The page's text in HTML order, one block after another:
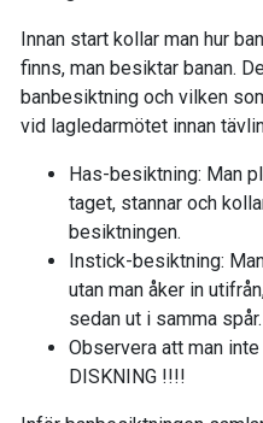
Innan start kollar man hur
finns, man besiktar banan.
banbesiktning och vilken
vid lagledarmötet innan
Has-besiktning: Man
taget, stannar och
besiktningen.
Instick-besiktning:
utan man åker in
sedan ut i samma
Observera att man
DISKNING !!!!